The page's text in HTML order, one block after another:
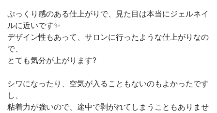
ぷっくり感のある仕上がりで、見た目は本当にジェルネイ
ルに近いです✨
デザイン性もあって、サロンに行ったような仕上がりなの
で、
とても気分が上がります?
シワになったり、空気が入ることもないのもよかったです
し、
粘着力が強いので、途中で剥がれてしまうこともありませ